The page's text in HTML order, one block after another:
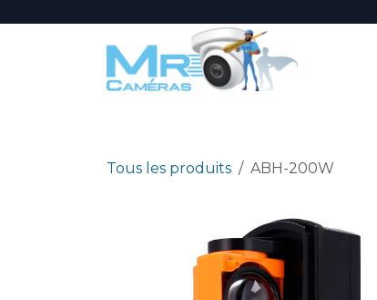
Tous les produits ABH-200W